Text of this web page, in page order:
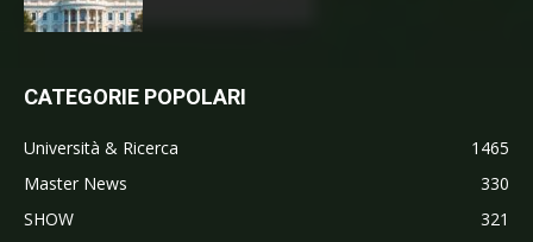
CATEGORIE POPOLARI
Università & Ricerca
1465
Master News
330
SHOW
321